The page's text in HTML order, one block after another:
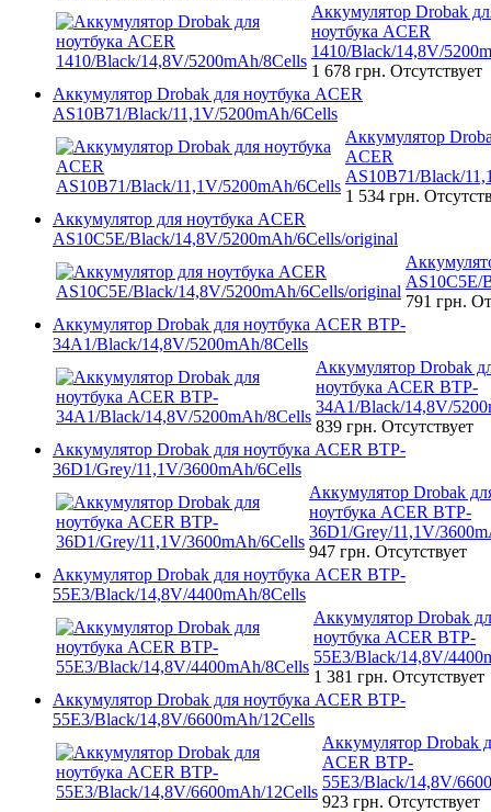
Аккумулятор Drobak
ноутбука ACER
1410/Black/14,8V/
1 678 грн. Отсутствует
Аккумулятор Drobak для ноутбука ACER
AS10B71/Black/11,1V/5200mAh/6Cells
Аккумулятор
ACER
AS10B71/Black/
1 534 грн.
Аккумулятор для ноутбука ACER
AS10C5E/Black/14,8V/5200mAh/6Cells/original
AS10C5E/
791 грн.
Аккумулятор Drobak для ноутбука ACER BTP-
34A1/Black/14,8V/5200mAh/8Cells
Аккумулятор Drobak
ноутбука ACER BTP-
34A1/Black/14,8V/
839 грн. Отсутствует
Аккумулятор Drobak для ноутбука ACER BTP-
36D1/Grey/11,1V/3600mAh/6Cells
Аккумулятор Drobak
ноутбука ACER BTP-
36D1/Grey/11,1V/
947 грн. Отсутствует
Аккумулятор Drobak для ноутбука ACER BTP-
55E3/Black/14,8V/4400mAh/8Cells
Аккумулятор Drobak
ноутбука ACER BTP-
55E3/Black/14,8V/
1 381 грн. Отсутствует
Аккумулятор Drobak для ноутбука ACER BTP-
55E3/Black/14,8V/6600mAh/12Cells
Аккумулятор Drobak
ACER BTP-
55E3/Black/14,8V/
923 грн. Отсутствует